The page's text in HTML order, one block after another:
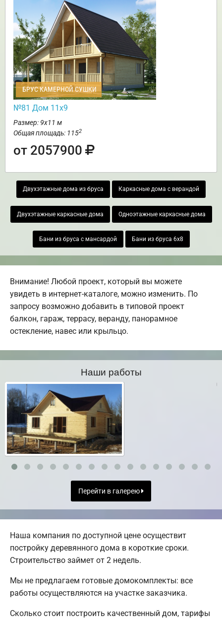
БРУС КАМЕРНОЙ СУШКИ
№81 Дом 11х9
Размер: 9х11 м
Общая площадь: 1152
от 2057900
Двухэтажные дома из бруса Каркасные дома с верандой
Двухэтажные каркасные дома Одноэтажные каркасные дома
Бани из бруса с мансардой Бани из бруса 6х8
Внимание! Любой проект, который вы можете
увидеть в интернет-каталоге, можно изменить. По
запросу возможно добавить в типовой проект
балкон, гараж, террасу, веранду, панорамное
остекление, навес или крыльцо.
Наши работы
Перейти в галерею
Наша компания по доступной цене осуществит
постройку деревянного дома в короткие сроки.
Строительство займет от 2 недель.
Мы не предлагаем готовые домокомплекты: все
работы осуществляются на участке заказчика.
Сколько стоит построить качественный дом, тарифы